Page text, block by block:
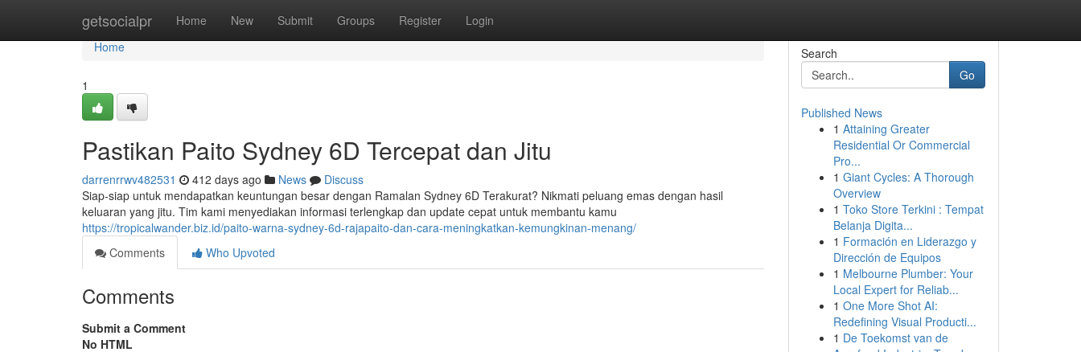
getsocialpr Home New Submit Groups Register Login
Home
Home
1
Pastikan Paito Sydney 6D Tercepat dan Jitu
darrenrrwv482531 412 days ago News
Discuss
Siap-siap untuk mendapatkan keuntungan besar dengan Ramalan Sydney 6D Terakurat? Nikmati peluang emas dengan hasil
keluaran yang jitu. Tim kami menyediakan informasi terlengkap dan update cepat untuk membantu kamu
https://tropicalwander.biz.id/paito-warna-sydney-6d-rajapaito-dan-cara-meningkatkan-kemungkinan-menang/
Comments
Who Upvoted
Comments
Submit a Comment
No HTML
Search
Go
Published News
1 Attaining Greater
Residential Or Commercial
Pro...
1 Giant Cycles: A Thorough
Overview
1 Toko Store Terkini : Tempat
Belanja Digita...
1 Formación en Liderazgo y
Dirección de Equipos
1 Melbourne Plumber: Your
Local Expert for Reliab...
1 One More Shot AI:
Redefining Visual Producti...
1 De Toekomst van de